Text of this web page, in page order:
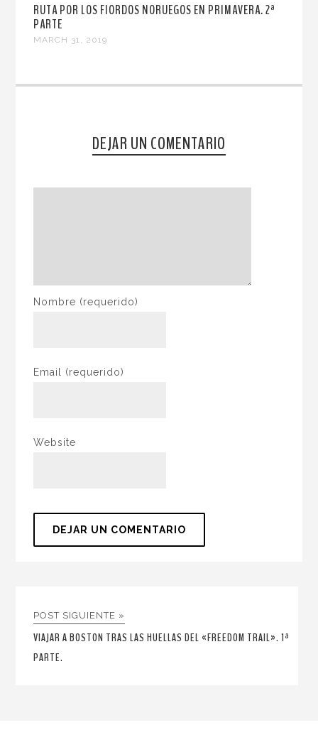
RUTA POR LOS FIORDOS NORUEGOS EN PRIMAVERA. 2ª
PARTE
MARCH 31, 2019
DEJAR UN COMENTARIO
Nombre (requerido)
Email (requerido)
Website
POST SIGUIENTE »
VIAJAR A BOSTON TRAS LAS HUELLAS DEL «FREEDOM TRAIL». 1ª
PARTE.